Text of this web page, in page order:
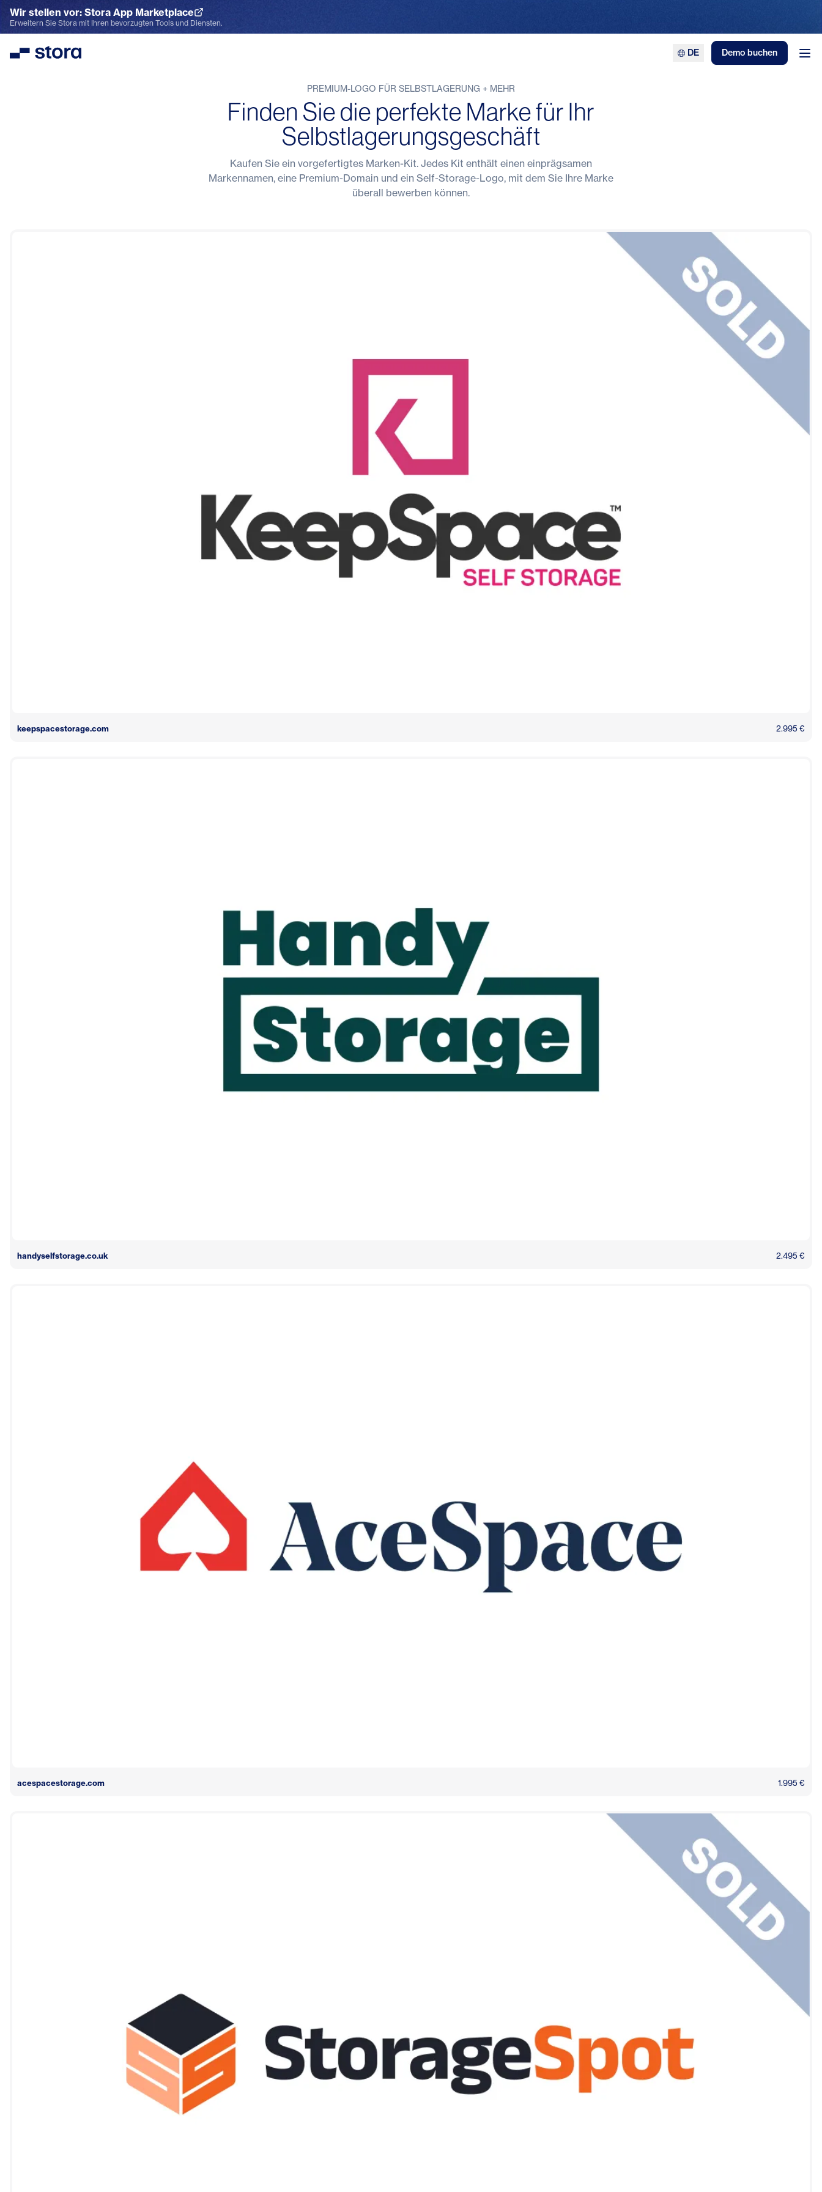
Wir stellen vor: Stora App Marketplace
App Marketplace entdecken
Erweitern Sie Stora mit Ihren bevorzugten Tools und Diensten.
Stora DE Demo buchen
PREMIUM-LOGO FÜR SELBSTLAGERUNG + MEHR
Finden Sie die perfekte Marke für Ihr
Selbstlagerungsgeschäft
Kaufen Sie ein vorgefertigtes Marken-Kit. Jedes Kit enthält einen einprägsamen
Markennamen, eine Premium-Domain und ein Self-Storage-Logo, mit dem Sie Ihre Marke
überall bewerben können.
keepspacestorage.com 2.995 €
handyselfstorage.co.uk 2.495 €
acespacestorage.com 1.995 €